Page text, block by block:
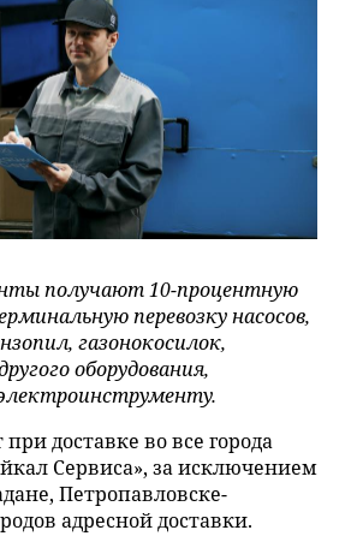
получают 10-процентную
перевозку насосов,
газонокосилок,
оборудования,
доставке во все города
Сервиса», за исключением
Петропавловске-
адресной доставки.